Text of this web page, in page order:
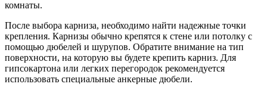
комнаты.
После выбора карниза, необходимо найти надежные точки
крепления. Карнизы обычно крепятся к стене или потолку с
помощью дюбелей и шурупов. Обратите внимание на тип
поверхности, на которую вы будете крепить карниз. Для
гипсокартона или легких перегородок рекомендуется
использовать специальные анкерные дюбели.